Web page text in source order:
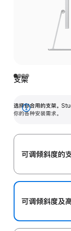
支架
选择你合用的支架。
你的各种安装需求。
展
可调倾斜度的
可调倾斜度及